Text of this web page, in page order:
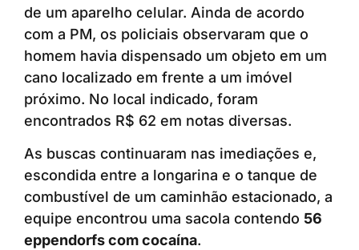
de um aparelho celular. Ainda de acordo
com a PM, os policiais observaram que o
homem havia dispensado um objeto em um
cano localizado em frente a um imóvel
próximo. No local indicado, foram
encontrados R$ 62 em notas diversas.
As buscas continuaram nas imediações e,
escondida entre a longarina e o tanque de
combustível de um caminhão estacionado, a
equipe encontrou uma sacola contendo 56
eppendorfs com cocaína.